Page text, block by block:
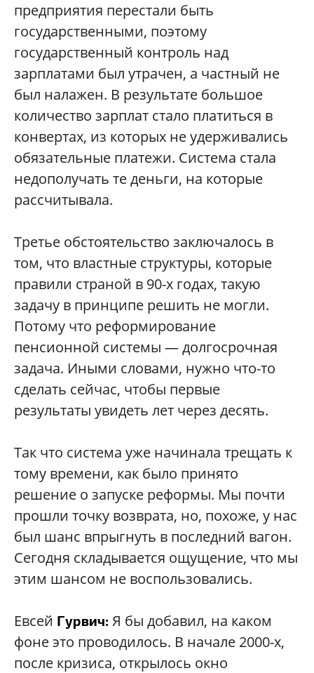
предприятия перестали быть
государственными, поэтому
государственный контроль над
зарплатами был утрачен, а частный не
был налажен. В результате большое
количество зарплат стало платиться в
конвертах, из которых не удерживались
обязательные платежи. Система стала
недополучать те деньги, на которые
рассчитывала.
Третье обстоятельство заключалось в
том, что властные структуры, которые
правили страной в 90-х годах, такую
задачу в принципе решить не могли.
Потому что реформирование
пенсионной системы — долгосрочная
задача. Иными словами, нужно что-то
сделать сейчас, чтобы первые
результаты увидеть лет через десять.
Так что система уже начинала трещать к
тому времени, как было принято
решение о запуске реформы. Мы почти
прошли точку возврата, но, похоже, у нас
был шанс впрыгнуть в последний вагон.
Сегодня складывается ощущение, что мы
этим шансом не воспользовались.
Евсей Гурвич:Я бы добавил, на каком
фоне это проводилось. В начале 2000-х,
после кризиса, открылось окно